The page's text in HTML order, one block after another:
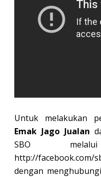
Untuk melakukan
Emak Jago Jualan
SBO
http://
dengan